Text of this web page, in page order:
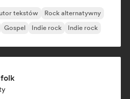
tekstów
Rock alternatywny
Gospel Indie rock Indie rock